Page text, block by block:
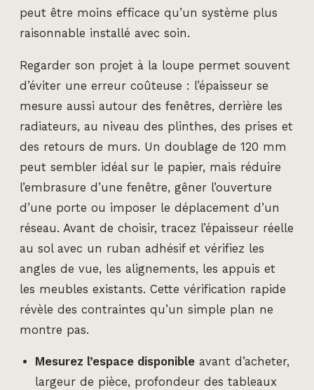
peut être moins efficace qu’un système plus
raisonnable installé avec soin.
Regarder son projet à la loupe permet souvent
d’éviter une erreur coûteuse : l’épaisseur se
mesure aussi autour des fenêtres, derrière les
radiateurs, au niveau des plinthes, des prises et
des retours de murs. Un doublage de 120 mm
peut sembler idéal sur le papier, mais réduire
l’embrasure d’une fenêtre, gêner l’ouverture
d’une porte ou imposer le déplacement d’un
réseau. Avant de choisir, tracez l’épaisseur réelle
au sol avec un ruban adhésif et vérifiez les
angles de vue, les alignements, les appuis et
les meubles existants. Cette vérification rapide
révèle des contraintes qu’un simple plan ne
montre pas.
Mesurez l’espace disponibleavant d’acheter,
largeur de pièce, profondeur des tableaux